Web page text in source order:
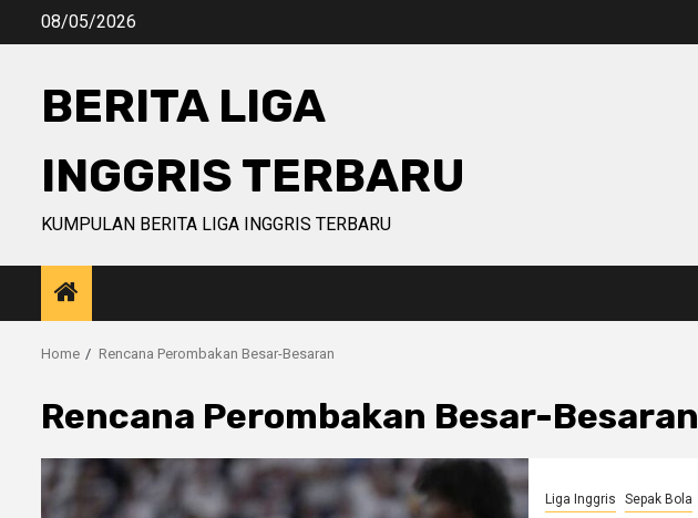
08/05/2026
BERITA LIGA
INGGRIS TERBARU
KUMPULAN BERITA LIGA INGGRIS TERBARU
Home Rencana Perombakan Besar-Besaran
Rencana Perombakan Besar-Besaran
Liga Inggris Sepak Bola